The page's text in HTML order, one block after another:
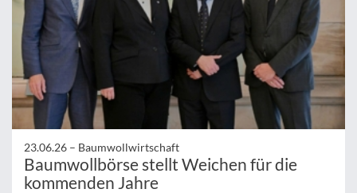
23.06.26 – Baumwollwirtschaft
Baumwollbörse stellt Weichen für die
kommenden Jahre